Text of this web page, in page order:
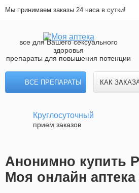
Мы принимаем заказы 24 часа в сутки!
все для Вашего сексуального
здоровья
препараты для повышения потенции
ВСЕ ПРЕПАРАТЫ КАК
Круглосуточный
прием заказов
Анонимно купить
Моя онлайн аптека